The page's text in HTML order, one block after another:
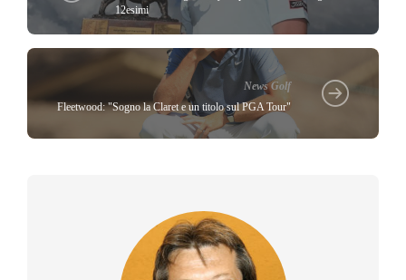
12esimi
News Golf
Fleetwood: "Sogno la Claret e un titolo sul PGA Tour"